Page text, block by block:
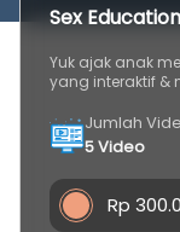
Sex
Yuk ajak anak
yang interaktif &
Jumlah
5 Video
Rp